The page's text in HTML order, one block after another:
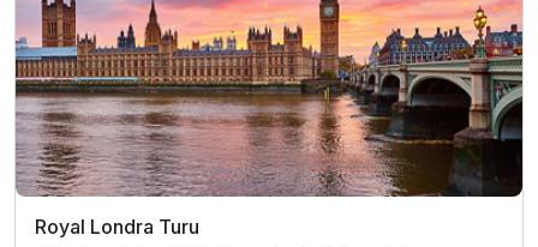
Royal Londra Turu